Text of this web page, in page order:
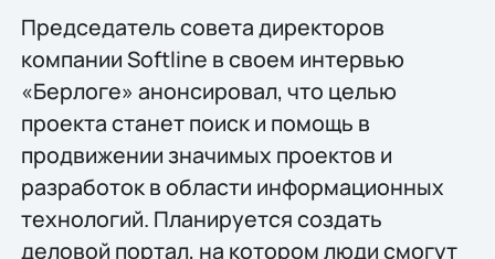
Председатель совета директоров
компании Softline в своем интервью
«Берлоге» анонсировал, что целью
проекта станет поиск и помощь в
продвижении значимых проектов и
разработок в области информационных
технологий. Планируется создать
деловой портал, на котором люди смогут